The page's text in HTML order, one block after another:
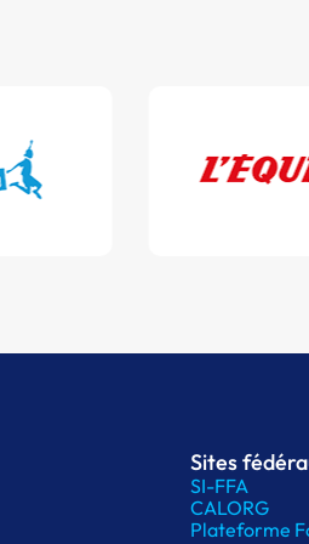
Sites
SI-FFA
CALORG
Plateforme